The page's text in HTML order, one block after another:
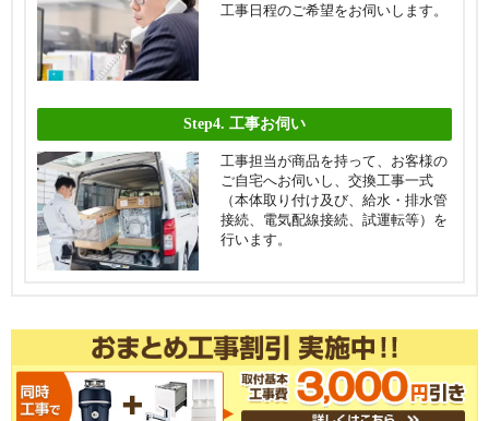
工事日程のご希望をお伺いします。
Step4. 工事お伺い
工事担当が商品を持って、お客様の
ご自宅へお伺いし、交換工事一式
（本体取り付け及び、給水・排水管
接続、電気配線接続、試運転等）を
行います。